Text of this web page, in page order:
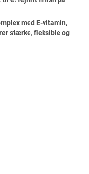
med E-vitamin,
stærke, fleksible og